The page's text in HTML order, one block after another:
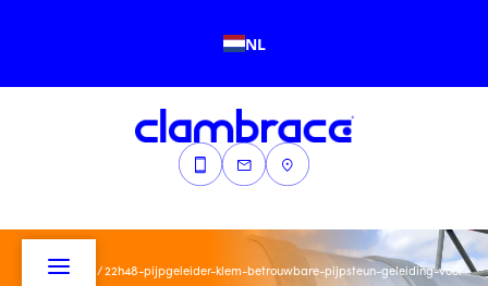
NL
Home/Blogs /22h48-pijpgeleider-klem-betrouwbare-pijpsteun-geleiding-voor